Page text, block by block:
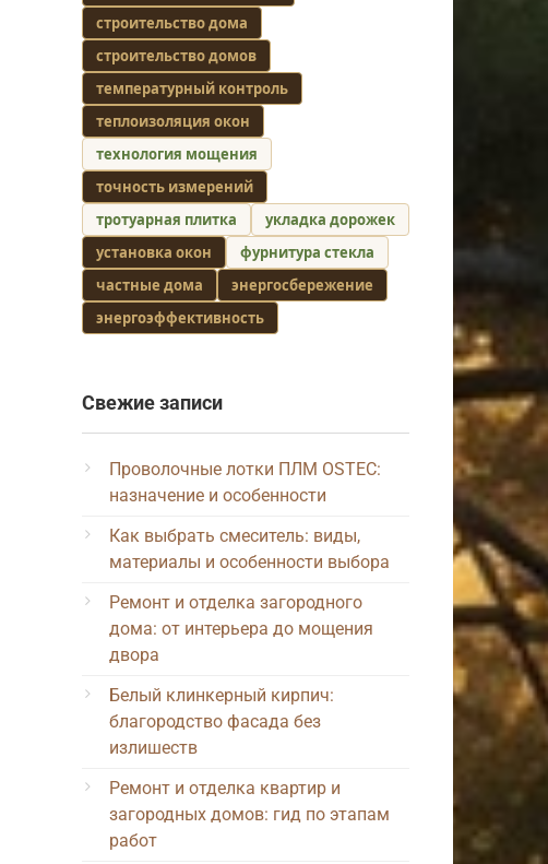
строительство дома
строительство домов
температурный контроль
теплоизоляция окон
технология мощения
точность измерений
тротуарная плитка
укладка дорожек
установка окон
фурнитура стекла
частные дома
энергосбережение
энергоэффективность
Свежие записи
Проволочные лотки ПЛМ OSTEC:
назначение и особенности
Как выбрать смеситель: виды,
материалы и особенности выбора
Ремонт и отделка загородного
дома: от интерьера до мощения
двора
Белый клинкерный кирпич:
благородство фасада без
излишеств
Ремонт и отделка квартир и
загородных домов: гид по этапам
работ